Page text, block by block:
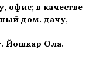
офис; в качестве
дом. дачу,
. Йошкар Ола.